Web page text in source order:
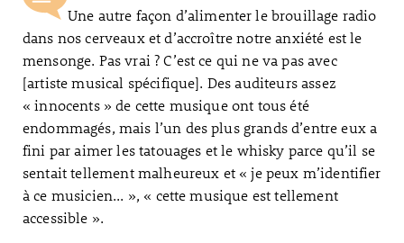
Une autre façon d’alimenter le brouillage radio
dans nos cerveaux et d’accroître notre anxiété est le
mensonge. Pas vrai ? C’est ce qui ne va pas avec
[artiste musical spécifique]. Des auditeurs assez
« innocents » de cette musique ont tous été
endommagés, mais l’un des plus grands d’entre eux a
fini par aimer les tatouages et le whisky parce qu’il se
sentait tellement malheureux et « je peux m’identifier
à ce musicien... », « cette musique est tellement
accessible ».